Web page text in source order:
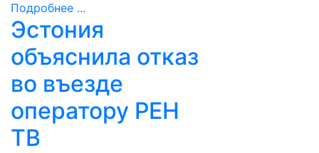
Подробнее ...
Эстония
объяснила отказ
во въезде
оператору РЕН
ТВ